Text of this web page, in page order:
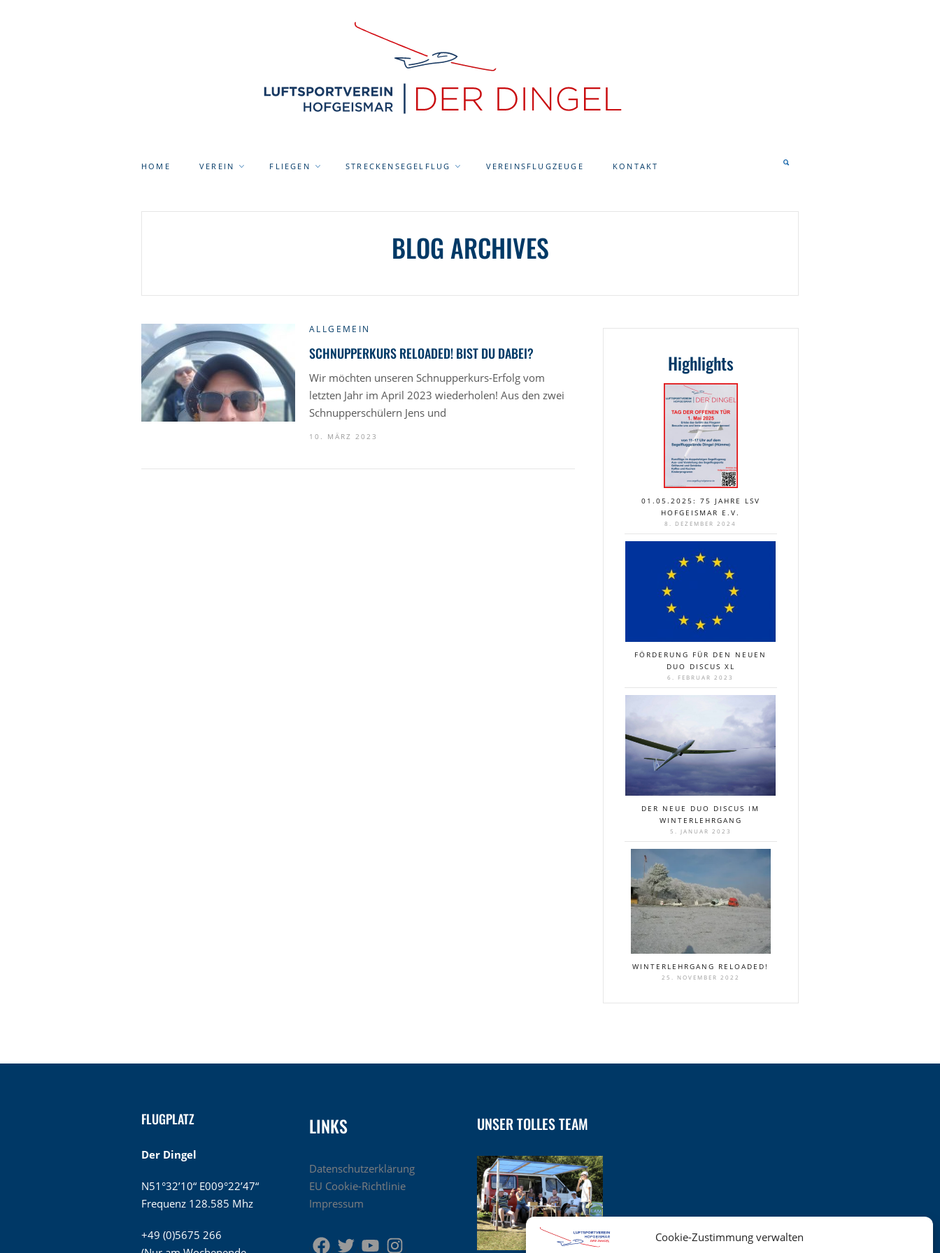
Cookie-Zustimmung verwalten
HOME VEREIN FLIEGEN STRECKENSEGELFLUG VEREINSFLUGZEUGE KONTAKT
BLOG ARCHIVES
ALLGEMEIN
SCHNUPPERKURS RELOADED! BIST DU DABEI?
Wir möchten unseren Schnupperkurs-Erfolg vom
letzten Jahr im April 2023 wiederholen! Aus den zwei
Schnupperschülern Jens und
10. MÄRZ 2023
Highlights
01.05.2025: 75 JAHRE LSV
HOFGEISMAR E.V.
8. DEZEMBER 2024
FÖRDERUNG FÜR DEN NEUEN
DUO DISCUS XL
6. FEBRUAR 2023
DER NEUE DUO DISCUS IM
WINTERLEHRGANG
5. JANUAR 2023
WINTERLEHRGANG RELOADED!
25. NOVEMBER 2022
FLUGPLATZ
Der Dingel
N51°32’10“ E009°22’47“
Frequenz 128.585 Mhz
+49 (0)5675 266
LINKS
Datenschutzerklärung
EU Cookie-Richtlinie
Impressum
UNSER TOLLES TEAM